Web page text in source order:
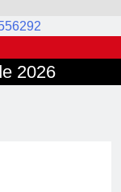
2026